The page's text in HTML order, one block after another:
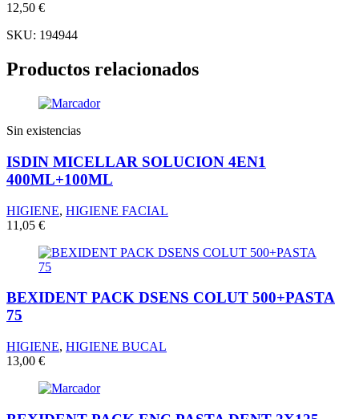
12,50 €
SKU: 194944
Productos relacionados
Sin existencias
ISDIN MICELLAR SOLUCION 4EN1
400ML+100ML
HIGIENE, HIGIENE FACIAL
11,05 €
BEXIDENT PACK DSENS COLUT 500+PASTA
75
HIGIENE, HIGIENE BUCAL
13,00 €